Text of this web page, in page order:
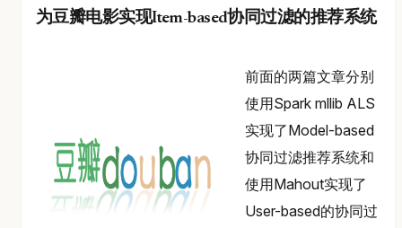
为豆瓣电影实现Item-based协同过滤的推荐系统
前面的两篇文章分别
使用Spark mllib ALS
实现了Model-based
协同过滤推荐系统和
使用Mahout实现了
User-based的协同过